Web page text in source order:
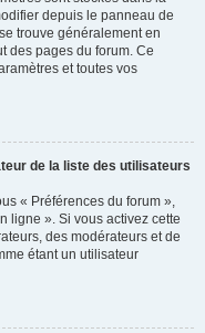
depuis le panneau de
trouve généralement en
des pages du forum. Ce
et toutes vos
de la liste des utilisateurs
« Préférences du forum »,
ligne ». Si vous activez cette
des modérateurs et de
étant un utilisateur